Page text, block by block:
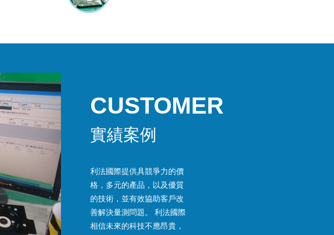
CUSTOMER
實績案例
利法國際提供具競爭力的價
格，多元的產品，以及優質
的技術，並有效協助客戶改
善解決量測問題。 利法國際
相信未來的科技不應昂貴，